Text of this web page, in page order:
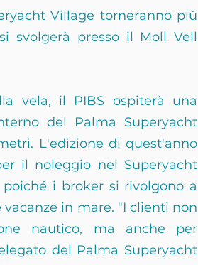
Village torneranno più
svolgerà presso il Moll Vell
vela, il PIBS ospiterà una
del Palma Superyacht
L'edizione di quest'anno
il noleggio nel Superyacht
i broker si rivolgono a
in mare. "I clienti non
nautico, ma anche per
del Palma Superyacht